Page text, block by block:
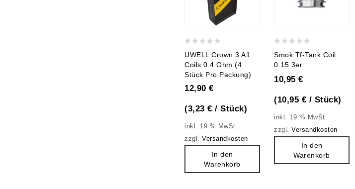
out
of
5
UWELL Crown 3 A1
Coils 0.4 Ohm (4
Stück Pro Packung)
12,90 €
(3,23 € / Stück)
inkl. 19 % MwSt.
zzgl. Versandkosten
In den
Warenkorb
out
Smok Tf-Tank Coil
0.15 3er
10,95 €
(10,95 € / Stück)
inkl. 19 % MwSt.
zzgl. Versandkosten
In den
Warenkorb